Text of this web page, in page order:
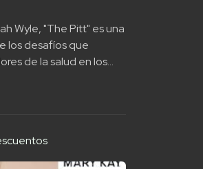
Wyle, "The Pitt" es una
los desafíos que
de la salud en los